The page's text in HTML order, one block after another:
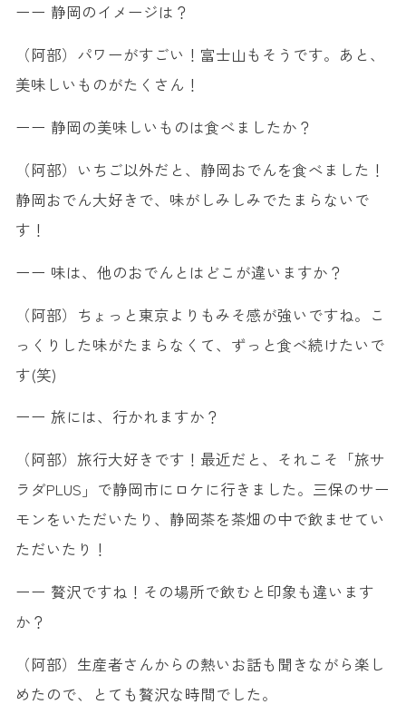
ーー 静岡のイメージは？
（阿部）パワーがすごい！富士山もそうです。あと、
美味しいものがたくさん！
ーー 静岡の美味しいものは食べましたか？
（阿部）いちご以外だと、静岡おでんを食べました！
静岡おでん大好きで、味がしみしみでたまらないで
す！
ーー 味は、他のおでんとはどこが違いますか？
（阿部）ちょっと東京よりもみそ感が強いですね。こ
っくりした味がたまらなくて、ずっと食べ続けたいで
す(笑)
ーー 旅には、行かれますか？
（阿部）旅行大好きです！最近だと、それこそ「旅サ
ラダPLUS」で静岡市にロケに行きました。三保のサー
モンをいただいたり、静岡茶を茶畑の中で飲ませてい
ただいたり！
ーー 贅沢ですね！その場所で飲むと印象も違います
か？
（阿部）生産者さんからの熱いお話も聞きながら楽し
めたので、とても贅沢な時間でした。